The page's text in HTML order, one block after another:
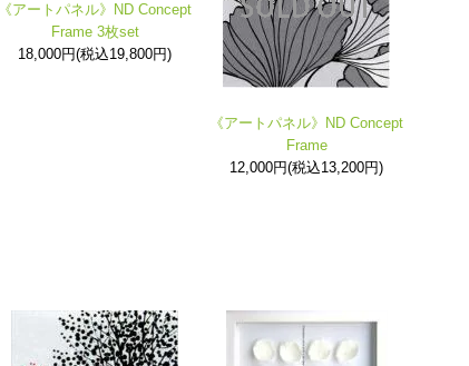
《アートパネル》ND Concept
Frame 3枚set
18,000円(税込19,800円)
《アートパネル》ND Concept
Frame
12,000円(税込13,200円)